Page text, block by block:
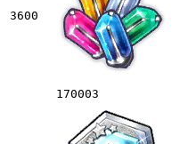
3600
170003